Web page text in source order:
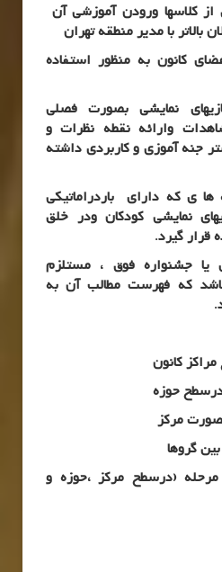
از کلاسها ورودن آموزشی آن
با مدیر منطقه تهران
کانون به منظور استفاده
نمایشی بصورت فصلی
وارائه نقطه نظرات و
جنه آموزی و کاربردی داشته
ی که دارای باردراماتیکی
نمایشی کودکان ودر خلق
قرار گیرد.
یا جشنواره فوق ، مستلزم
که فهرست مطالب آن به
کانون
مرکز
گروها
(درسطح مرکز ،حوزه و